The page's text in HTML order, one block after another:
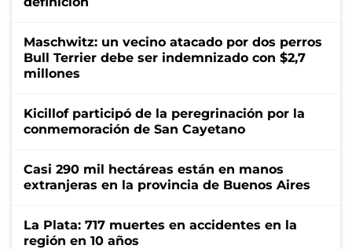
Maschwitz: un vecino atacado por dos perros
Bull Terrier debe ser indemnizado con $2,7
millones
Kicillof participó de la peregrinación por la
conmemoración de San Cayetano
Casi 290 mil hectáreas están en manos
extranjeras en la provincia de Buenos Aires
La Plata: 717 muertes en accidentes en la
región en 10 años